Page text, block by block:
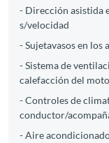
- Dirección asistida
s/velocidad
- Sujetavasos en los
- Sistema de
calefacción del
- Controles de
conductor/
- Aire